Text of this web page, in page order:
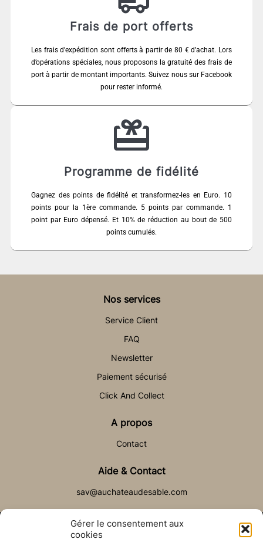
Gérer le consentement aux
cookies
Frais de port offerts
Les frais d’expédition sont offerts à partir de 80 € d’achat. Lors
d’opérations spéciales, nous proposons la gratuité des frais de
port à partir de montant importants. Suivez nous sur Facebook
pour rester informé.
Programme de fidélité
Gagnez des points de fidélité et transformez-les en Euro. 10
points pour la 1ère commande. 5 points par commande. 1
point par Euro dépensé. Et 10% de réduction au bout de 500
points cumulés.
Nos services
Service Client
FAQ
Newsletter
Paiement sécurisé
Click And Collect
A propos
Contact
Aide & Contact
sav@auchateaudesable.com